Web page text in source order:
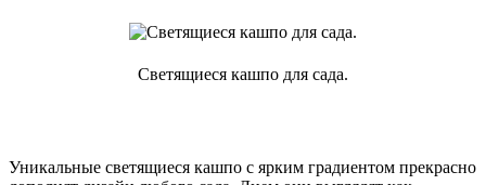
Светящиеся кашпо для сада.
Уникальные светящиеся кашпо с ярким градиентом прекрасно